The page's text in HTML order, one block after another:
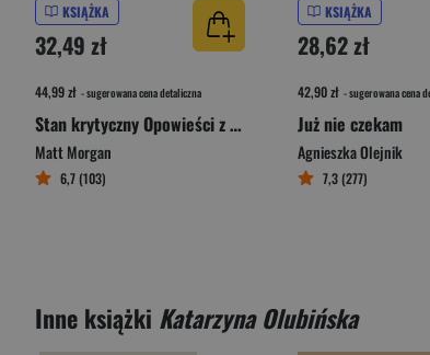
KSIĄŻKA
32,49 zł
44,99 zł - sugerowana cena detaliczna
Stan krytyczny Opowieści z pogranicza ludzkiego życia
Matt Morgan
6,7 (103)
KSIĄŻKA
28,62 zł
42,90 zł - sugerowana cena
Już nie czekam
Agnieszka Olejnik
7,3 (277)
Inne książki Katarzyna Olubińska